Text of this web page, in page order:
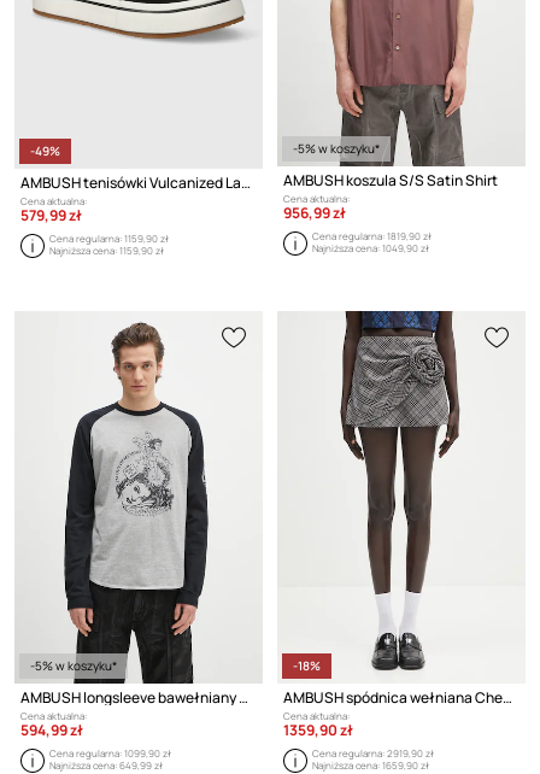
-49%
AMBUSH tenisówki Vulcanized Lace Up Canvas
Cena aktualna:
579,99 zł
Cena regularna:1159,90 zł
Najniższa cena:1159,90 zł
-5% w koszyku*
AMBUSH koszula S/S Satin Shirt
Cena aktualna:
956,99 zł
Cena regularna:1819,90 zł
Najniższa cena:1049,90 zł
-5% w koszyku*
AMBUSH longsleeve bawełniany Raglan L/S T-Shirt
Cena aktualna:
594,99 zł
Cena regularna:1099,90 zł
Najniższa cena:649,99 zł
-18%
AMBUSH spódnica wełniana Check Rose Skirt
Cena aktualna:
1359,90 zł
Cena regularna:2919,90 zł
Najniższa cena:1659,90 zł